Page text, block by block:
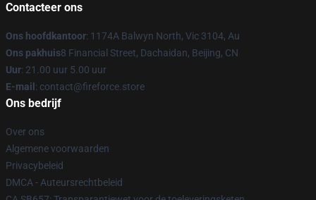
Contacteer ons
Ons hoofdkantoor: 1174A Balwyn North, Vic 3104, Au
Ons pakhuis8 Financial Street, Dachaidan, Beijing, CN
Uur: 21.00 uur 5.00 uur
E-mail : contact@fireforce.store
Ons bedrijf
Over ons
Algemene voorwaarden
Privacybeleid
DMCA - Auteursrechtbeleid